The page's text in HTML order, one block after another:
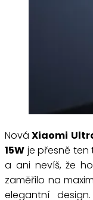
Nová Xiaomi
15W je přesně ten
a ani nevíš, že
zaměřilo na
elegantní